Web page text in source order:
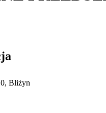
Bliżyn